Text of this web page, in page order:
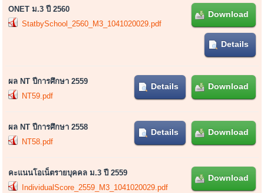
ONET ม.3 ปี 2560
StatbySchool_2560_M3_1041020029.pdf
Download
Details
ผล NT ปีการศึกษา 2559
NT59.pdf
Download
Details
ผล NT ปีการศึกษา 2558
NT58.pdf
Download
Details
คะแนนโอเน็ตรายบุคคล ม.3 ปี 2559
IndividualScore_2559_M3_1041020029.pdf
Download